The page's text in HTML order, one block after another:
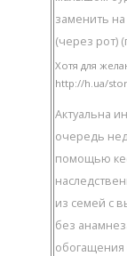
заменить
(через рот)
Хотя для
http://h.ua/
Актуальна
очередь
помощью
из семей с
без